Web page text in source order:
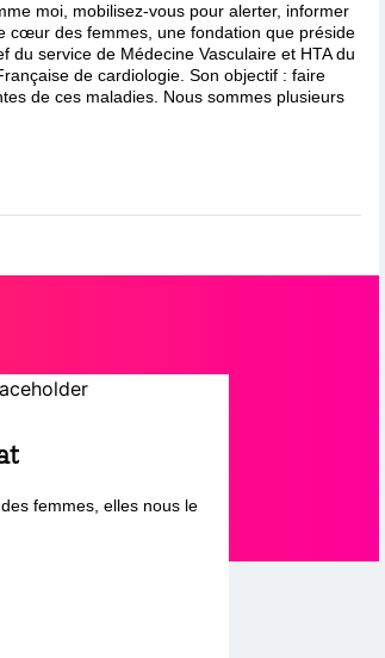
moi, mobilisez-vous pour alerter, informer
cœur des femmes, une fondation que préside
du service de Médecine Vasculaire et HTA du
de cardiologie. Son objectif : faire
de ces maladies. Nous sommes plusieurs
femmes, elles nous le